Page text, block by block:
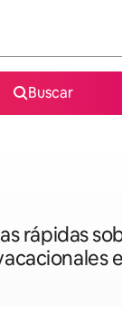
Buscar
rápidas